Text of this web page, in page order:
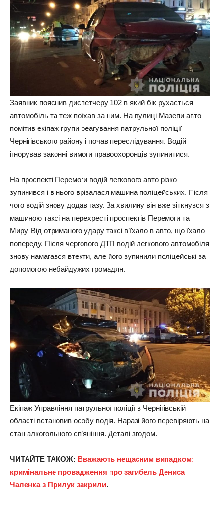
Заявник пояснив диспетчеру 102 в який бік рухається
автомобіль та теж поїхав за ним. На вулиці Мазепи авто
помітив екіпаж групи реагування патрульної поліції
Чернігівського району і почав переслідування. Водій
ігнорував законні вимоги правоохоронців зупинитися.
На проспекті Перемоги водій легкового авто різко
зупинився і в нього врізалася машина поліцейських. Після
чого водій знову додав газу. За хвилину він вже зіткнувся з
машиною таксі на перехресті проспектів Перемоги та
Миру. Від отриманого удару таксі в’їхало в авто, що їхало
попереду. Після чергового ДТП водій легкового автомобіля
знову намагався втекти, але його зупинили поліцейські за
допомогою небайдужих громадян.
Екіпаж Управління патрульної поліції в Чернігівській
області встановив особу водія. Наразі його перевіряють на
стан алкогольного сп’яніння. Деталі згодом.
ЧИТАЙТЕ ТАКОЖ: Вважають нещасним випадком:
кримінальне провадження про загибель Дениса
Чаленка з Прилук закрили.